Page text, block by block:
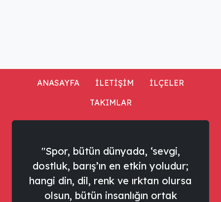
ANASAYFA İLETİŞİM
İLÇELER
TAKIMLAR
"Spor, bütün dünyada, ‘sevgi,
dostluk, barış’ın en etkin yoludur;
hangi din, dil, renk ve ırktan olursa
olsun, bütün insanlığın ortak